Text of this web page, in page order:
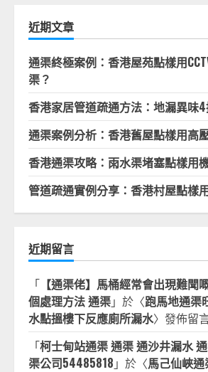
字:
近期文章
通渠終極案例：香港屋苑點樣用
渠？
香港家居管道疏通方法：地漏異味
通渠案例分析：香港舊屋點樣用高
香港通渠攻略：雨水渠堵塞點樣用
管道疏通實例分享：香港村屋點樣
近期留言
「 【通渠佬】馬桶經常會出現難聞
個處理方法 通渠」於〈跑馬地通渠
水點搵樓下反應廁所漏水〉發佈留
「柯士甸站通渠 通渠 通沙井漏水
渠公司54485818 」於〈馬己仙峽通